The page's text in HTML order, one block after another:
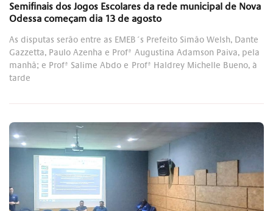
Semifinais dos Jogos Escolares da rede municipal de Nova
Odessa começam dia 13 de agosto
As disputas serão entre as EMEB´s Prefeito Simão Welsh, Dante
Gazzetta, Paulo Azenha e Profª Augustina Adamson Paiva, pela
manhã; e Profª Salime Abdo e Profª Haldrey Michelle Bueno, à
tarde